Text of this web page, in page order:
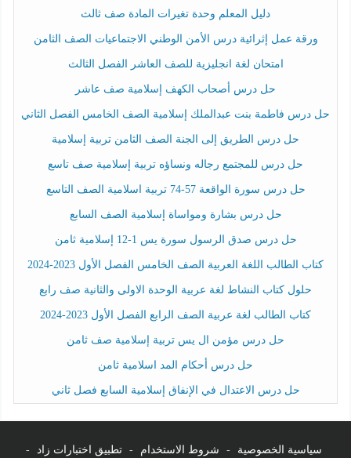
دليل المعلم وحدة تغيرات المادة صف ثالث
ورقة عمل إثرائية درس الأمن الوطني الاجتماعيات الصف الثامن
امتحان لغة انجليزية للصف العاشر الفصل الثالث
حل درس أصحاب الكهف إسلامية صف عاشر
حل درس فاطمة بنت عبدالملك إسلامية الصف الخامس الفصل الثاني
حل درس الطريق إلى الجنة الصف الثامن تربية إسلامية
حل درس للمجتمع رجاله ونساؤه تربية إسلامية صف تاسع
حل درس سورة الواقعة 57-74 تربية اسلامية الصف التاسع
حل درس بشارة ومواساة إسلامية الصف السابع
حل درس صدق الرسول سورة يس 1-12 إسلامية ثامن
كتاب الطالب اللغة العربية الصف الخامس الفصل الأول 2023-2024
حلول كتاب النشاط لغة عربية الوحدة الاولى والثانية صف رابع
كتاب الطالب لغة عربية الصف الرابع الفصل الأول 2023-2024
حل درس مؤمن ال يس تربية إسلامية صف ثامن
حل درس أحكام المد اسلامية ثامن
حل درس الاعتدال في الإنفاق إسلامية السابع فصل ثاني
سياسية الخصوصية - شروط الاستخدام - تطبيق اختبارات زاد -